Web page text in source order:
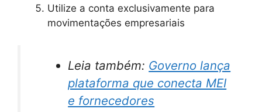
Utilize a conta exclusivamente para
movimentações empresariais
Leia também: Governo lança
plataforma que conecta MEI
e fornecedores